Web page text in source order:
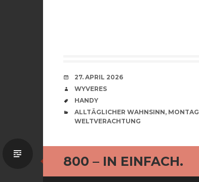
VERABREDUNG
27. APRIL 2026
VERFASSER
WYVERES
SCHLAGWÖRTER
HANDY
CATEGORIES
ALLTÄGLICHER WAHNSINN, MONTAG
WELTVERACHTUNG
800 – IN EINFACH.
Standard